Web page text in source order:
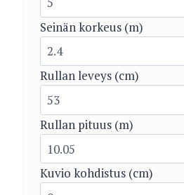
Seinän korkeus (m)
Rullan leveys (cm)
Rullan pituus (m)
Kuvio kohdistus (cm)